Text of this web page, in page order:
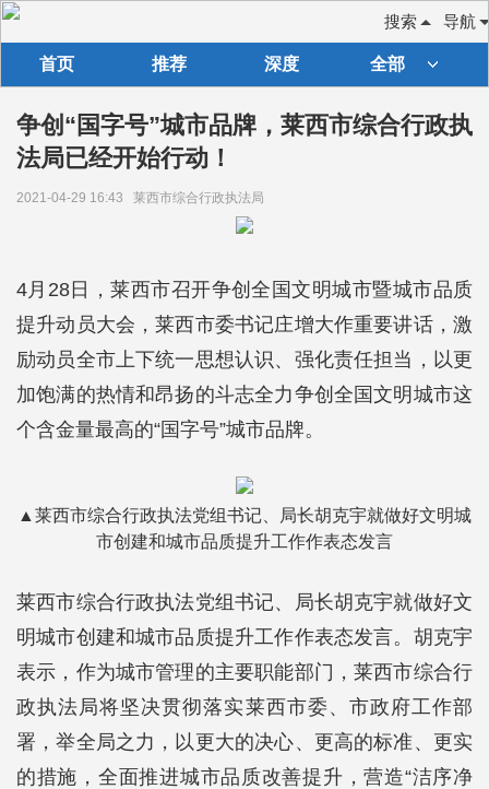
导航
搜索
首页 推荐 深度 全部
争创“国字号”城市品牌，莱西市综合行政执
法局已经开始行动！
2021-04-29 16:43 莱西市综合行政执法局
4月28日，莱西市召开争创全国文明城市暨城市品质
提升动员大会，莱西市委书记庄增大作重要讲话，激
励动员全市上下统一思想认识、强化责任担当，以更
加饱满的热情和昂扬的斗志全力争创全国文明城市这
个含金量最高的“国字号”城市品牌。
▲莱西市综合行政执法党组书记、局长胡克宇就做好文明城
市创建和城市品质提升工作作表态发言
莱西市综合行政执法党组书记、局长胡克宇就做好文
明城市创建和城市品质提升工作作表态发言。胡克宇
表示，作为城市管理的主要职能部门，莱西市综合行
政执法局将坚决贯彻落实莱西市委、市政府工作部
署，举全局之力，以更大的决心、更高的标准、更实
的措施，全面推进城市品质改善提升，营造“洁序净